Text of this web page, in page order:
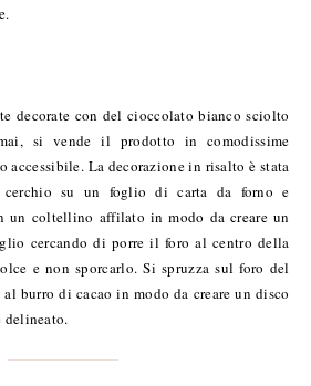
decorate con del cioccolato bianco sciolto
si vende il prodotto in comodissime
accessibile. La decorazione in risalto è stata
cerchio su un foglio di carta da forno e
un coltellino affilato in modo da creare un
cercando di porre il foro al centro della
e non sporcarlo. Si spruzza sul foro del
burro di cacao in modo da creare un disco
delineato.